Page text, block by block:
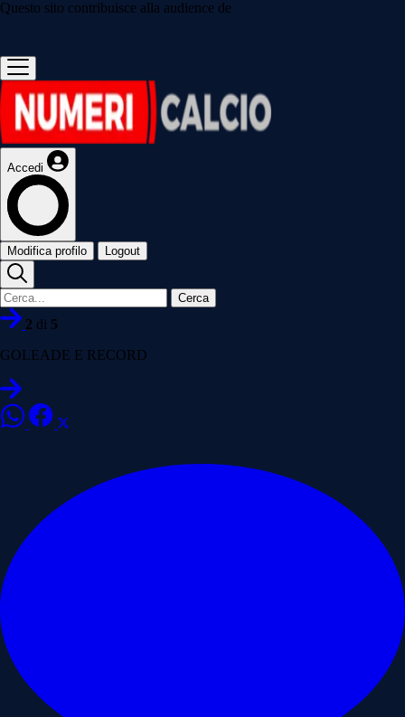
Questo sito contribuisce alla audience de
Accedi
Modifica profilo Logout
Cerca
2 di 5
GOLEADE E RECORD